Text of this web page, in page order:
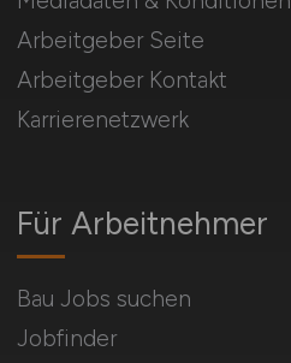
Für Arbeitnehmer
Bau Jobs suchen
Jobfinder
Arbeitgeber Seite
Arbeitgeber Kontakt
Karrierenetzwerk